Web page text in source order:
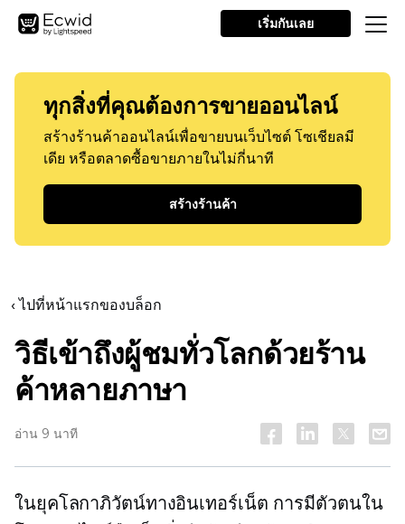
เริ่มกันเลย
ทุกสิ่งที่คุณต้องการขายออนไลน์
สร้างร้านค้าออนไลน์เพื่อขายบนเว็บไซต์ โซเชียลมี
เดีย หรือตลาดซื้อขายภายในไม่กี่นาที
สร้างร้านค้า
‹ ไปที่หน้าแรกของบล็อก
วิธีเข้าถึงผู้ชมทั่วโลกด้วยร้าน
ค้าหลายภาษา
อ่าน 9 นาที
ในยุคโลกาภิวัตน์ทางอินเทอร์เน็ต การมีตัวตนใน